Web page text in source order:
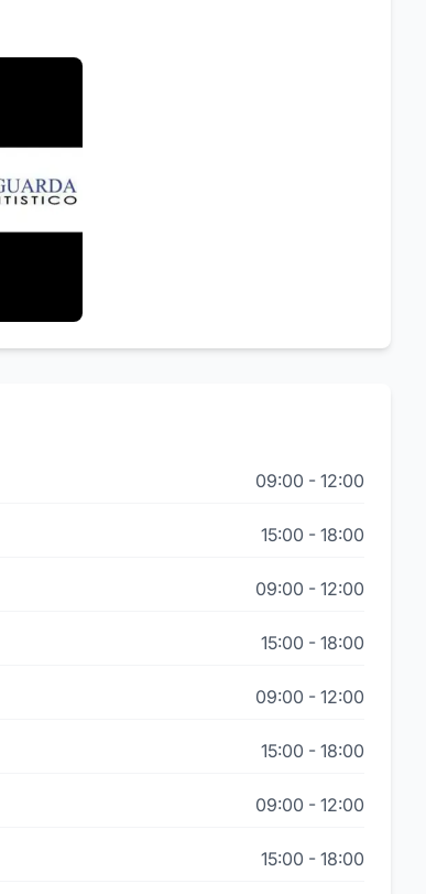
09:00 - 12:00
15:00 - 18:00
09:00 - 12:00
15:00 - 18:00
09:00 - 12:00
15:00 - 18:00
09:00 - 12:00
15:00 - 18:00